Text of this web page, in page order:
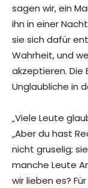
sagen wir, ein
ihn in einer
sie sich dafür
Wahrheit, und
akzeptieren. Die
Unglaubliche in
„Viele Leute
„Aber du hast
nicht gruselig;
manche Leute
wir lieben es?